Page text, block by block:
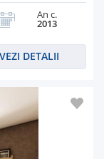
An c.
2013
VEZI DETALII